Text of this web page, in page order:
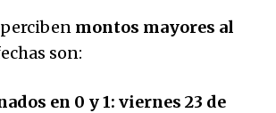
montos mayores al
son:
en 0 y 1: viernes 23 de